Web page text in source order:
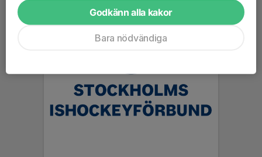
Godkänn alla kakor
Bara nödvändiga